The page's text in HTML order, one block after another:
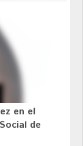
en el
de